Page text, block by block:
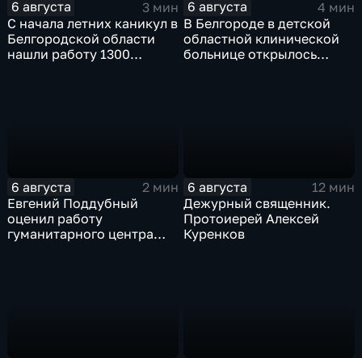
6 августа
3 мин
С начала летних каникул в
Белгородской области
нашли работу 1300
6 августа
4 мин
В Белгороде в детской
областной клинической
больнице открылось
6 августа
2 мин
Евгений Поддубный
оценил работу
гуманитарного центра
6 августа
12 мин
Дежурный священник.
Протоиерей Алексей
Куренков